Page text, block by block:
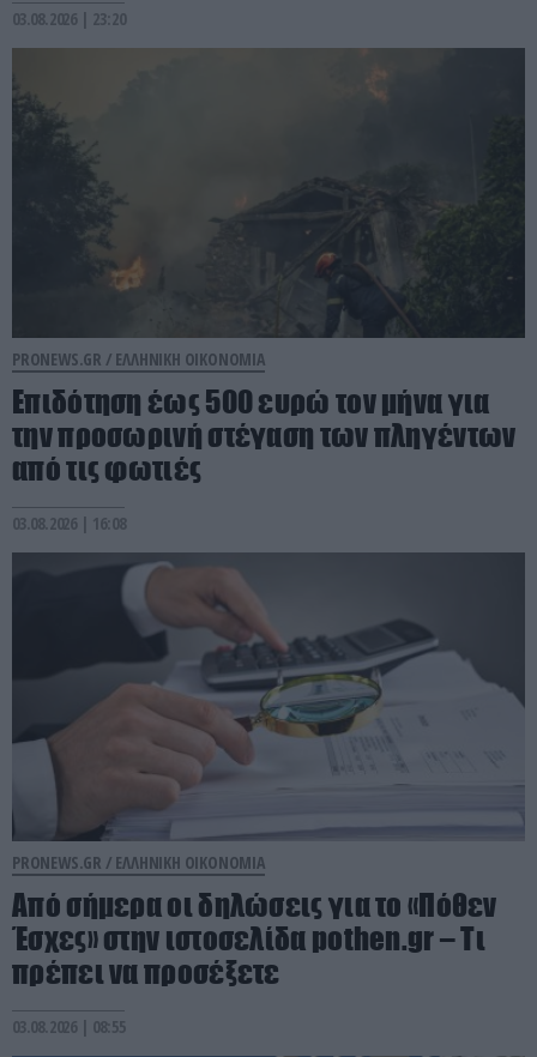
03.08.2026 | 23:20
PRONEWS.GR / ΕΛΛΗΝΙΚΗ ΟΙΚΟΝΟΜΙΑ
Επιδότηση έως 500 ευρώ τον μήνα για
την προσωρινή στέγαση των πληγέντων
από τις φωτιές
03.08.2026 | 16:08
PRONEWS.GR / ΕΛΛΗΝΙΚΗ ΟΙΚΟΝΟΜΙΑ
Aπό σήμερα οι δηλώσεις για το «Πόθεν
Έσχες» στην ιστοσελίδα pothen.gr – Τι
πρέπει να προσέξετε
03.08.2026 | 08:55